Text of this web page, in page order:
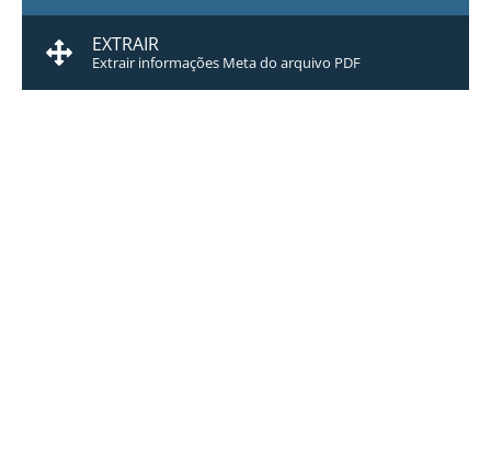
EXTRAIR
Extrair informações Meta do arquivo PDF